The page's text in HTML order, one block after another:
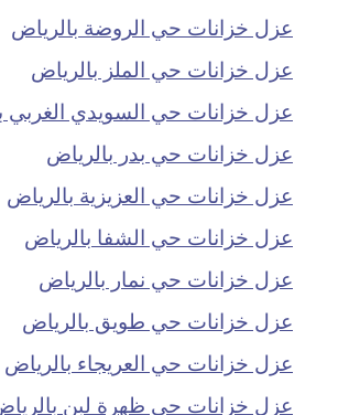
عزل خزانات حي الروضة بالرياض
عزل خزانات حي الملز بالرياض
عزل خزانات حي السويدي الغربي
عزل خزانات حي بدر بالرياض
عزل خزانات حي العزيزية بالرياض
عزل خزانات حي الشفا بالرياض
عزل خزانات حي نمار بالرياض
عزل خزانات حي طويق بالرياض
عزل خزانات حي العريجاء بالرياض
عزل خزانات حي ظهرة لبن